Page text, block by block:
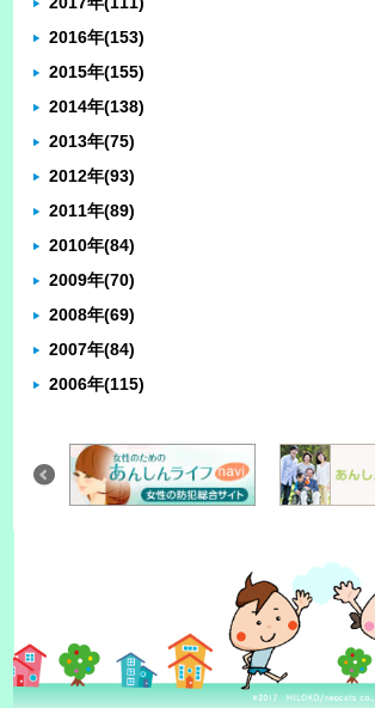
2016年(153)
2015年(155)
2014年(138)
2013年(75)
2012年(93)
2011年(89)
2010年(84)
2009年(70)
2008年(69)
2007年(84)
2006年(115)